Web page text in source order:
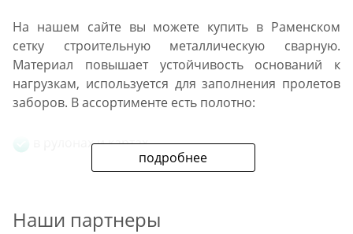
подробнее
На нашем сайте вы можете купить в Раменском
сетку строительную металлическую сварную.
Материал повышает устойчивость оснований к
нагрузкам, используется для заполнения пролетов
заборов. В ассортименте есть полотно:
в рулонах и картах,
с мелкими и крупными ячейками,
Наши партнеры